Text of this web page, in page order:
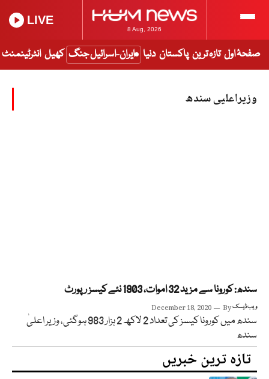
8 Aug, 2026
LIVE
صفحۂ اول تازہ ترین پاکستان دنیا ایران-اسرائیل جنگ کھیل انٹرٹینمنٹ
وزیراعلیی سندھ
سندھ: کورونا سے مزید 32 اموات، 1903 نئے کیسز رپورٹ
December 18, 2020 Byویب ڈیسک
سندھ میں کورونا کیسز کی تعداد 2 لاکھ 2 ہزار 983 ہوگئی، وزیر اعلیٰ
سندھ
تازہ ترین خبریں